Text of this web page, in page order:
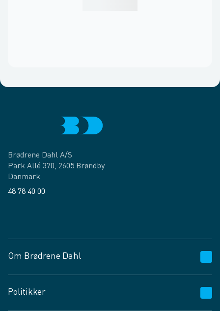
Brødrene Dahl A/S
Park Allé 370, 2605 Brøndby
Danmark
48 78 40 00
Om Brødrene Dahl
Vagttelefon 30 10 89 89
Politikker